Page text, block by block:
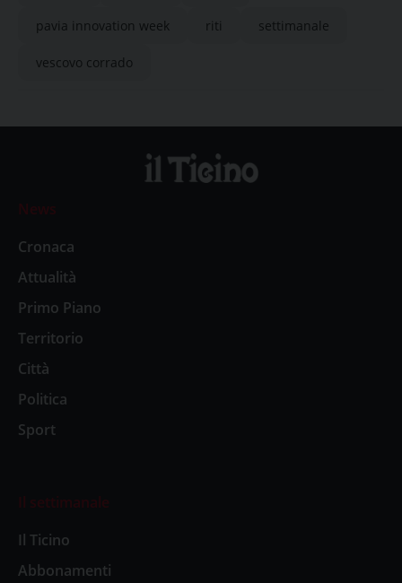
pavia innovation week riti settimanale
vescovo corrado
News
Cronaca
Attualità
Primo Piano
Territorio
Città
Politica
Sport
Il settimanale
Il Ticino
Abbonamenti